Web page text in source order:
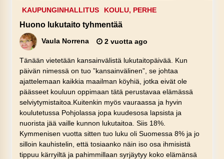
KAUPUNGINHALLITUS KOULU, PERHE
Huono lukutaito tyhmentää
Vaula Norrena 2 vuotta ago
Tänään vietetään kansainvälistä lukutaitopäivää. Kun
päivän nimessä on tuo ”kansainvälinen”, se johtaa
ajattelemaan kaikkia maailman köyhiä, jotka eivät ole
päässeet kouluun oppimaan tätä perustavaa elämässä
selviytymistaitoa.Kuitenkin myös vauraassa ja hyvin
koulutetussa Pohjolassa jopa kuudesosa lapsista ja
nuorista jää vaille kunnon lukutaitoa. Siis 18%.
Kymmenisen vuotta sitten tuo luku oli Suomessa 8% ja jo
silloin kauhistelin, että tosiaanko näin iso osa ihmisistä
tippuu kärryiltä ja pahimmillaan syrjäytyy koko elämänsä